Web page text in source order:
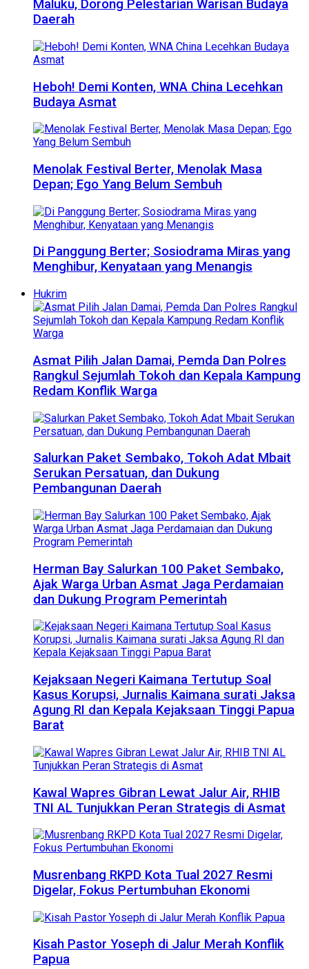
Maluku, Dorong Pelestarian Warisan Budaya
Daerah
Heboh! Demi Konten, WNA China Lecehkan
Budaya Asmat
Menolak Festival Berter, Menolak Masa
Depan; Ego Yang Belum Sembuh
Di Panggung Berter; Sosiodrama Miras yang
Menghibur, Kenyataan yang Menangis
Hukrim
Asmat Pilih Jalan Damai, Pemda Dan Polres
Rangkul Sejumlah Tokoh dan Kepala Kampung
Redam Konflik Warga
Salurkan Paket Sembako, Tokoh Adat Mbait
Serukan Persatuan, dan Dukung
Pembangunan Daerah
Herman Bay Salurkan 100 Paket Sembako,
Ajak Warga Urban Asmat Jaga Perdamaian
dan Dukung Program Pemerintah
Kejaksaan Negeri Kaimana Tertutup Soal
Kasus Korupsi, Jurnalis Kaimana surati Jaksa
Agung RI dan Kepala Kejaksaan Tinggi Papua
Barat
Kawal Wapres Gibran Lewat Jalur Air, RHIB
TNI AL Tunjukkan Peran Strategis di Asmat
Musrenbang RKPD Kota Tual 2027 Resmi
Digelar, Fokus Pertumbuhan Ekonomi
Kisah Pastor Yoseph di Jalur Merah Konflik
Papua